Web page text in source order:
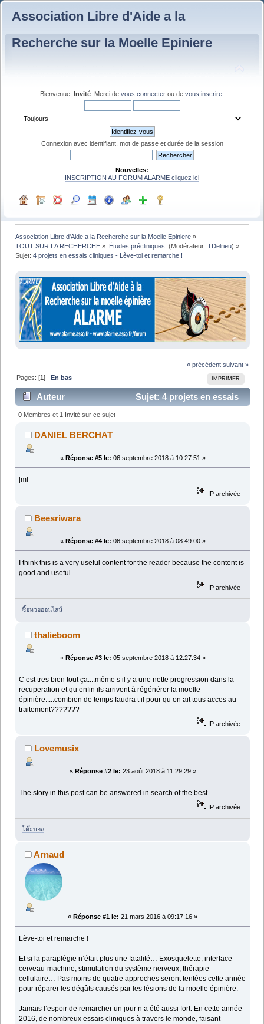
Association Libre d'Aide a la
Recherche sur la Moelle Epiniere
Bienvenue, Invité . Merci de vous connecter ou de vous inscrire
Connexion avec identifiant, mot de passe et durée de la session
Nouvelles:
INSCRIPTION AU FORUM ALARME cliquez ici
Association Libre d'Aide a la Recherche sur la Moelle Epiniere »
TOUT SUR LA RECHERCHE » Études précliniques (Modérateur: TDelrieu) »
Sujet:4 projets en essais cliniques - Lève-toi et remarche !
« précédent suivant »
IMPRIMER
Pages: [1] En bas
Auteur
Sujet: 4 projets en essais
cliniques - Lève-toi et remarche ! (Lu 14638 fois)
0 Membres et 1 Invité sur ce sujet
DANIEL BERCHAT
« Réponse #5 le: 06 septembre 2018 à 10:27:51 »
[ml
IP archivée
Beesriwara
« Réponse #4 le: 06 septembre 2018 à 08:49:00 »
I think this is a very useful content for the reader because the content is
good and useful.
IP archivée
ซื้อหวยออนไลน์
thalieboom
« Réponse #3 le: 05 septembre 2018 à 12:27:34 »
C est tres bien tout ça....même s il y a une nette progression dans la
recuperation et qu enfin ils arrivent à régénérer la moelle
épinière.....combien de temps faudra t il pour qu on ait tous acces au
traitement???????
IP archivée
Lovemusix
« Réponse #2 le: 23 août 2018 à 11:29:29 »
The story in this post can be answered in search of the best.
IP archivée
โต๊ะบอล
Arnaud
« Réponse #1 le: 21 mars 2016 à 09:17:16 »
Lève-toi et remarche !
Et si la paraplégie n’était plus une fatalité… Exosquelette, interface
cerveau-machine, stimulation du système nerveux, thérapie
cellulaire… Pas moins de quatre approches seront tentées cette année
pour réparer les dégâts causés par les lésions de la moelle épinière.
Jamais l’espoir de remarcher un jour n’a été aussi fort. En cette année
2016, de nombreux essais cliniques à travers le monde, faisant